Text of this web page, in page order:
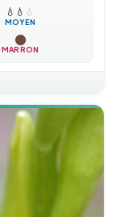
💧 💧 💧
MOYEN
MARRON